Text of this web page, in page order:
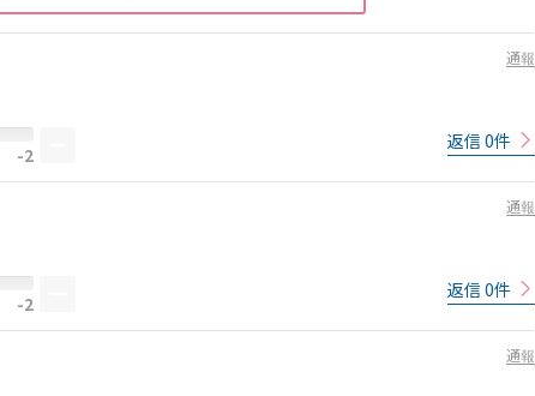
通報
-2
返信 0件
通報
-2
返信 0件
通報